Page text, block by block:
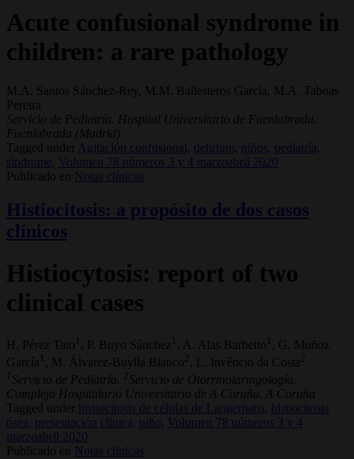
Acute confusional syndrome in
children: a rare pathology
M.A. Santos Sánchez-Rey, M.M. Ballesteros García, M.A. Taboas
Pereira
Servicio de Pediatría. Hospital Universitario de Fuenlabrada.
Fuenlabrada (Madrid)
Tagged under
Agitación confusional, delirium, niños, pediatría,
síndrome,
Volumen 78 números 3 y 4 marzoabril 2020
Publicado en
Notas clínicas
Histiocitosis: a propósito de dos casos
clínicos
Histiocytosis: report of two
clinical cases
H. Pérez Tato 1 , P. Buyo Sánchez 1 , A. Alas Barbeito 1
, G. Muñoz
García 1 , M. Álvarez-Buylla Blanco , L. Invêncio da Costa
1 Servicio de Pediatría. 2 Servicio de Otorrinolaringología.
Complejo Hospitalario Universitario de A Coruña. A Coruña
Tagged under
histiocitosis de células de Langerhans,
histiocitosis
ósea, presentación clínica, niño, Volumen 78 números 3 y 4
marzoabril 2020
Publicado en Notas clínicas